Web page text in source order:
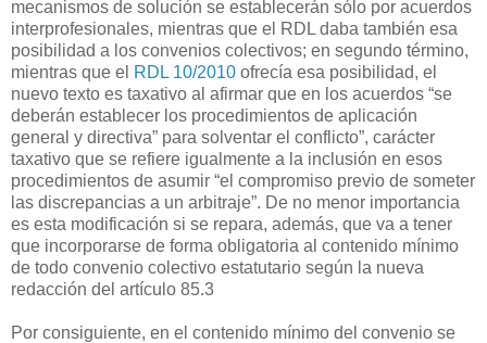
mecanismos de solución se establecerán sólo por acuerdos
interprofesionales, mientras que el RDL daba también esa
posibilidad a los convenios colectivos; en segundo término,
mientras que el RDL 10/2010 ofrecía esa posibilidad, el
nuevo texto es taxativo al afirmar que en los acuerdos “se
deberán establecer los procedimientos de aplicación
general y directiva” para solventar el conflicto”, carácter
taxativo que se refiere igualmente a la inclusión en esos
procedimientos de asumir “el compromiso previo de someter
las discrepancias a un arbitraje”. De no menor importancia
es esta modificación si se repara, además, que va a tener
que incorporarse de forma obligatoria al contenido mínimo
de todo convenio colectivo estatutario según la nueva
redacción del artículo 85.3
Por consiguiente, en el contenido mínimo del convenio se